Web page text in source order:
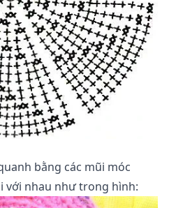
bằng các mũi móc
với nhau như trong hình: